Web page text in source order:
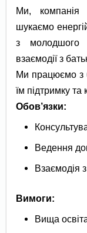
Ми, компанія
шукаємо
з молодшого
взаємодії з
Ми працюємо з
їм підтримку та
Обов’язки:
Ведення
Взаємодія
Вимоги:
Вища